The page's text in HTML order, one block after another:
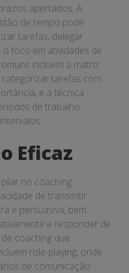
apertados. A
de tempo pode
tarefas, delegar
foco em atividades de
incluem a matriz
tarefas com
e a técnica
de trabalho
Eficaz
no coaching
de transmitir
e persuasiva, bem
e responder de
coaching que
role-playing, onde
de comunicação